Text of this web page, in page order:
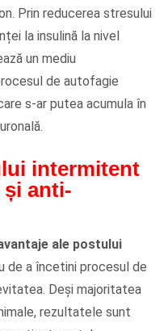
Prin reducerea stresului
la insulină la nivel
un mediu
de autofagie
s-ar putea acumula în
intermitent
anti-
ale postului
de a încetini procesul de
Deși majoritatea
rezultatele sunt